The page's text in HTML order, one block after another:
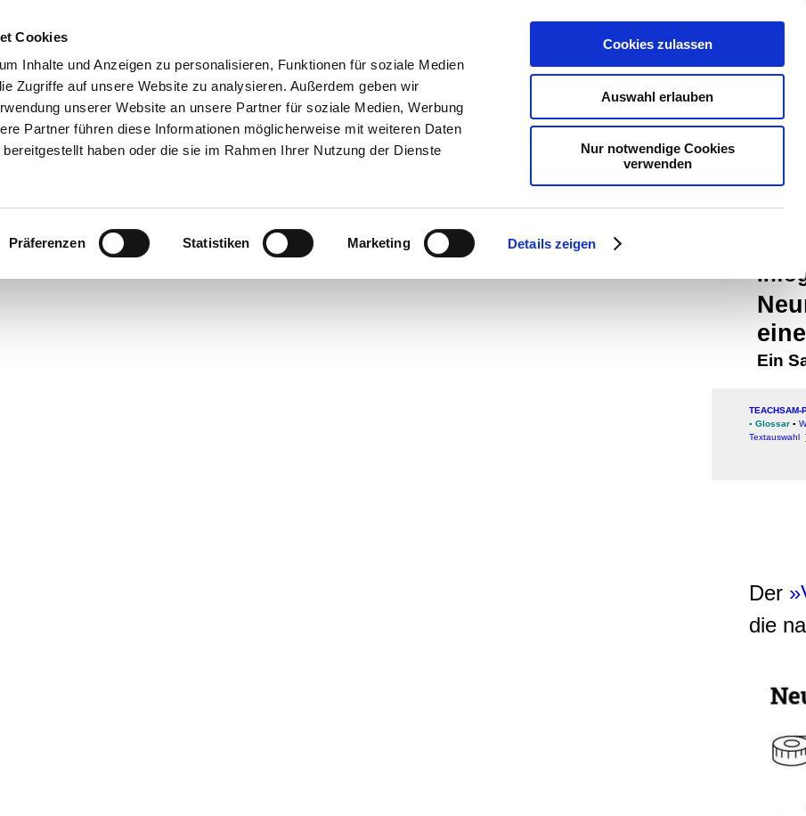
Cookies
Inhalte und Anzeigen zu personalisieren, Funktionen für soziale Medien
Zugriffe auf unsere Website zu analysieren. Außerdem geben wir
unserer Website an unsere Partner für soziale Medien, Werbung
Partner führen diese Informationen möglicherweise mit weiteren Daten
haben oder die sie im Rahmen Ihrer Nutzung der Dienste
Präferenzen Statistiken Marketing Details zeigen
Cookies zulassen
Auswahl erlauben
Nur notwendige Cookies
verwenden
-
Ein
TEACHSAM-
▪ Glossar ▪
Textauswahl
Der
die